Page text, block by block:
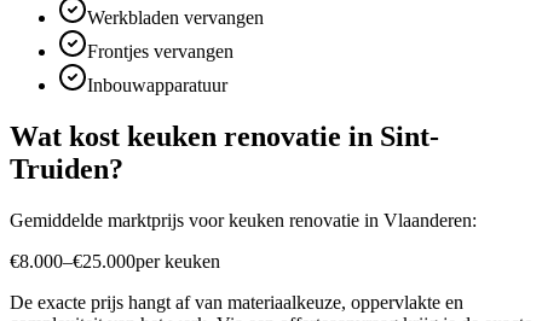
Werkbladen vervangen
Frontjes vervangen
Inbouwapparatuur
Wat kost keuken renovatie in Sint-
Truiden?
Gemiddelde marktprijs voorkeuken renovatie in Vlaanderen:
€8.000–€25.000perkeuken
De exacte prijs hangt af van materiaalkeuze, oppervlakte en